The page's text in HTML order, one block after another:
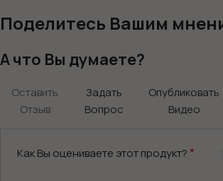
Поделитесь Вашим
А что Вы думаете?
Оставить
Отзыв
Задать
Вопрос
Опубликовать
Видео
Как Вы оцениваете этот продукт? *